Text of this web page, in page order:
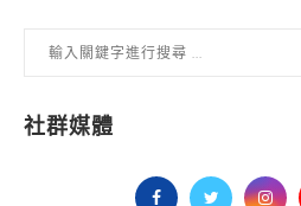
社群媒體